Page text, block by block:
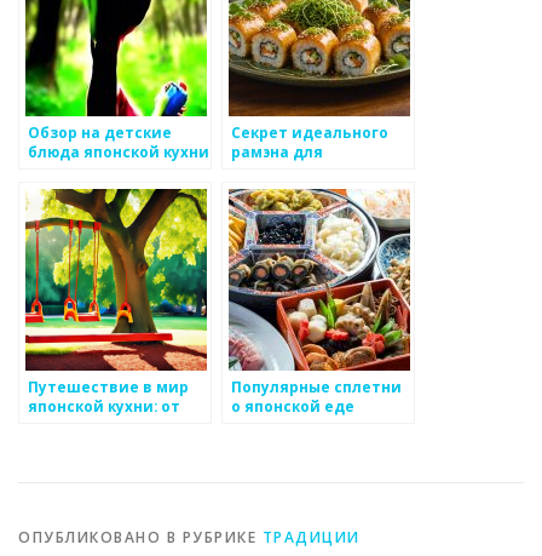
Обзор на детские
блюда японской кухни
Секрет идеального
рамэна для
приготовления
Путешествие в мир
японской кухни: от
Популярные сплетни
о японской еде
ОПУБЛИКОВАНО В РУБРИКЕ ТРАДИЦИИ